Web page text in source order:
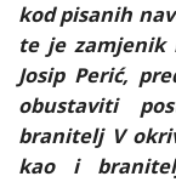
kod pisanih
te je zamjenik
Josip Perić,
obustaviti
branitelj V
kao i